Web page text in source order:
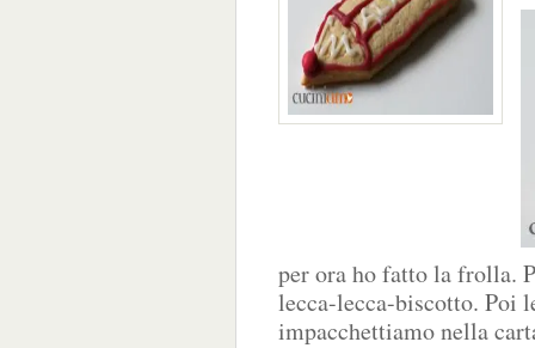
per ora ho fatto la frolla.
lecca-lecca-biscotto. Poi
impacchettiamo nella